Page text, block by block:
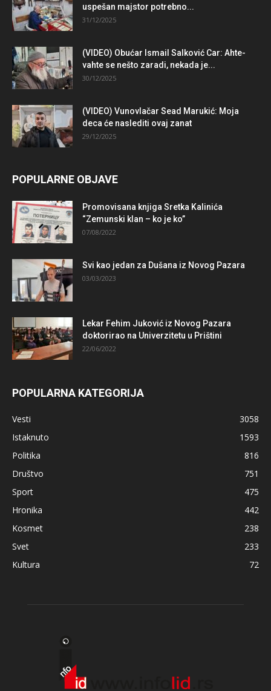
uspešan majstor potrebno...
31/12/2025
(VIDEO) Obućar Ismail Salković Car: Ahte-
vahte se nešto zaradi, nekada je...
30/12/2025
(VIDEO) Vunovlačar Sead Marukić: Moja
deca će naslediti ovaj zanat
29/12/2025
POPULARNE OBJAVE
Promovisana knjiga Sretka Kalinića
“Zemunski klan – ko je ko”
07/08/2022
Svi kao jedan za Dušana iz Novog Pazara
03/03/2023
Lekar Fehim Juković iz Novog Pazara
doktorirao na Univerzitetu u Prištini
22/06/2022
POPULARNA KATEGORIJA
Vesti
3058
Istaknuto
1593
Politika
816
Društvo
751
Sport
475
Hronika
442
Kosmet
238
Svet
233
Kultura
72